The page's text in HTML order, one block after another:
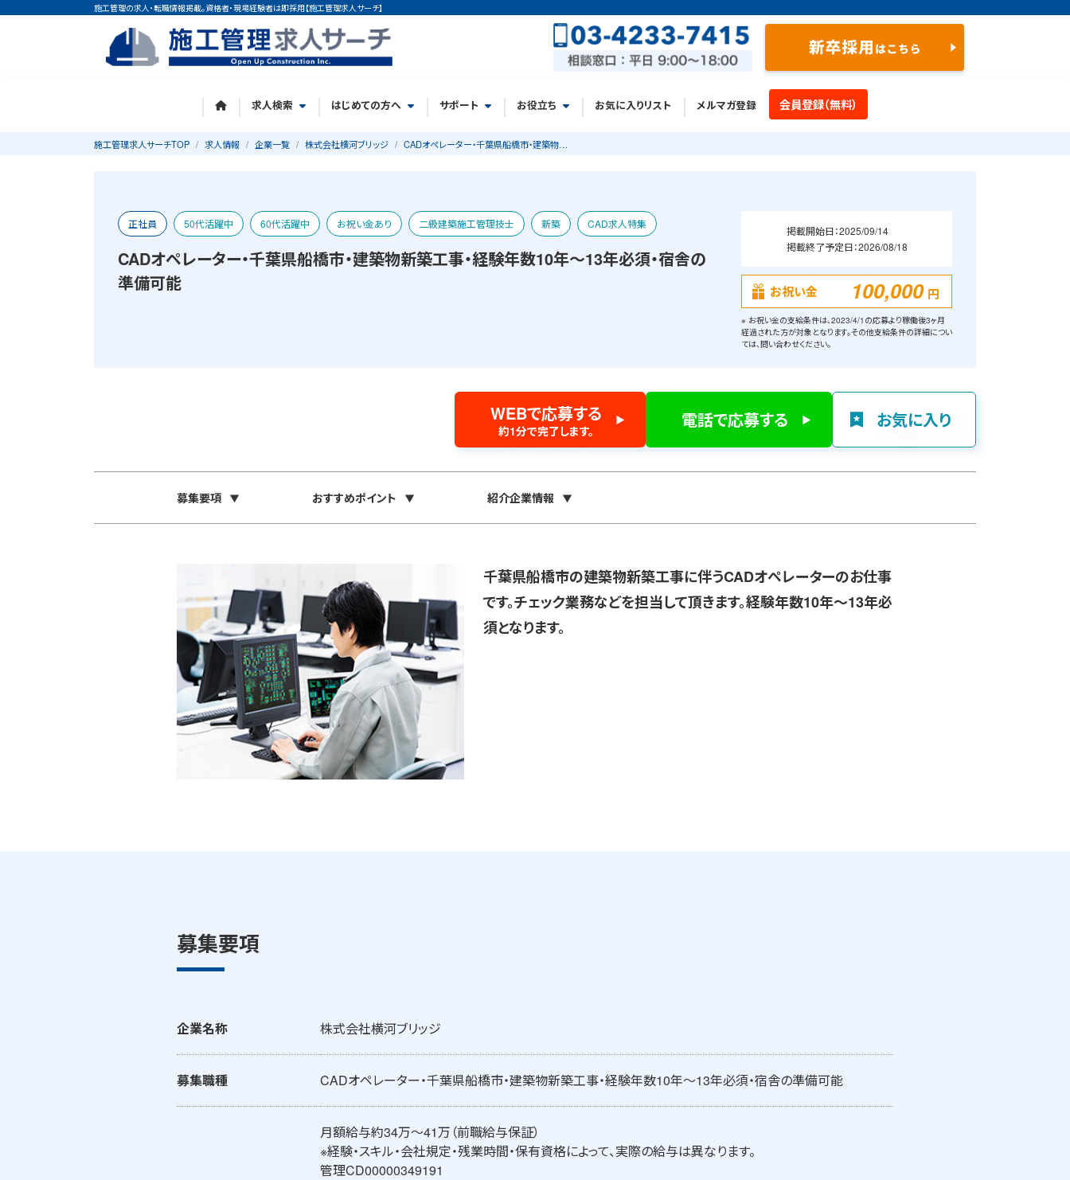
施工管理の求人・転職情報掲載。資格者・現場経験者は即採用【施工管理求人サーチ】
求人検索 はじめての方へ サポート お役立ち お気に入りリスト メルマガ登録 会員登録（無料）
施工管理求人サーチTOP 求人情報 企業一覧 株式会社横河ブリッジ CADオペレーター・千葉県船橋市・建築物…
正社員 50代活躍中 60代活躍中 お祝い金あり 二級建築施工管理技士 新築 CAD求人特集
宿舎あり
CADオペレーター・千葉県船橋市・建築物新築工事・経験年数10年～13年必須・宿舎の
準備可能
掲載開始日：2025/09/14
掲載終了予定日：2026/08/18
お祝い金 100,000 円
※ お祝い金の支給条件は、2023/4/1の応募より稼働後3ヶ月
経過された方が対象となります。その他支給条件の詳細につい
ては、問い合わせください。
WEBで応募する
約1分で完了します。
電話で応募する お気に入り
募集要項 おすすめポイント 紹介企業情報
千葉県船橋市の建築物新築工事に伴うCADオペレーターのお仕事
です。チェック業務などを担当して頂きます。経験年数10年～13年必
須となります。
募集要項
企業名称 株式会社横河ブリッジ
募集職種 CADオペレーター・千葉県船橋市・建築物新築工事・経験年数10年～13年必須・宿舎の準備可能
月額給与約34万～41万（前職給与保証）
※経験・スキル・会社規定・残業時間・保有資格によって、実際の給与は異なります。
管理CD00000349191